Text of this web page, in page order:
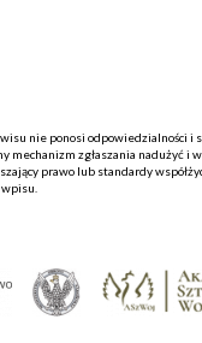
nie ponosi odpowiedzialności i
mechanizm zgłaszania nadużyć i
prawo lub standardy